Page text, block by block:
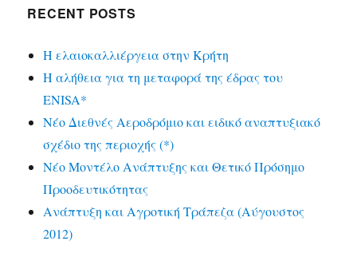
RECENT POSTS
Η ελαιοκαλλιέργεια στην Κρήτη
Η αλήθεια για τη μεταφορά της έδρας του
ENISA*
Νέο Διεθνές Αεροδρόμιο και ειδικό αναπτυξιακό
σχέδιο της περιοχής (*)
Νέο Μοντέλο Ανάπτυξης και Θετικό Πρόσημο
Προοδευτικότητας
Ανάπτυξη και Αγροτική Τράπεζα (Αύγουστος
2012)